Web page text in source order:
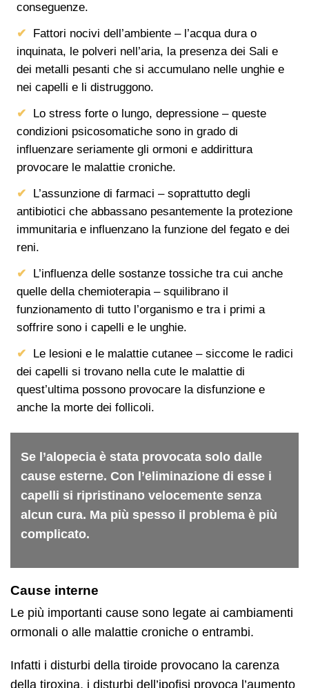
conseguenze.
Fattori nocivi dell’ambiente – l’acqua dura o
inquinata, le polveri nell’aria, la presenza dei Sali e
dei metalli pesanti che si accumulano nelle unghie e
nei capelli e li distruggono.
Lo stress forte o lungo, depressione – queste
condizioni psicosomatiche sono in grado di
influenzare seriamente gli ormoni e addirittura
provocare le malattie croniche.
L’assunzione di farmaci – soprattutto degli
antibiotici che abbassano pesantemente la protezione
immunitaria e influenzano la funzione del fegato e dei
reni.
L’influenza delle sostanze tossiche tra cui anche
quelle della chemioterapia – squilibrano il
funzionamento di tutto l’organismo e tra i primi a
soffrire sono i capelli e le unghie.
Le lesioni e le malattie cutanee – siccome le radici
dei capelli si trovano nella cute le malattie di
quest’ultima possono provocare la disfunzione e
anche la morte dei follicoli.
Se l’alopecia è stata provocata solo dalle
cause esterne. Con l’eliminazione di esse i
capelli si ripristinano velocemente senza
alcun cura. Ma più spesso il problema è più
complicato.
Cause interne
Le più importanti cause sono legate ai cambiamenti
ormonali o alle malattie croniche o entrambi.
Infatti i disturbi della tiroide provocano la carenza
della tiroxina, i disturbi dell’ipofisi provoca l’aumento